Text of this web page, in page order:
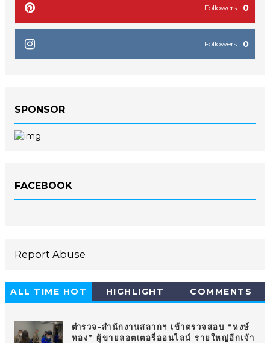
0
Followers
0
Followers
SPONSOR
FACEBOOK
Report Abuse
ALL TIME HOT
HIGHLIGHT COMMENTS
ตำรวจ-สำนักงานสลากฯ เข้าตรวจสอบ “หงษ์
ทอง” ผู้ขายลอตเตอรี่ออนไลน์ รายใหญ่อีกเจ้า